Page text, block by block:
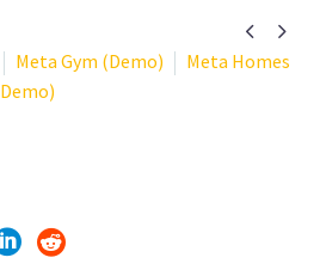
 
Meta Gym (Demo)
Meta Homes